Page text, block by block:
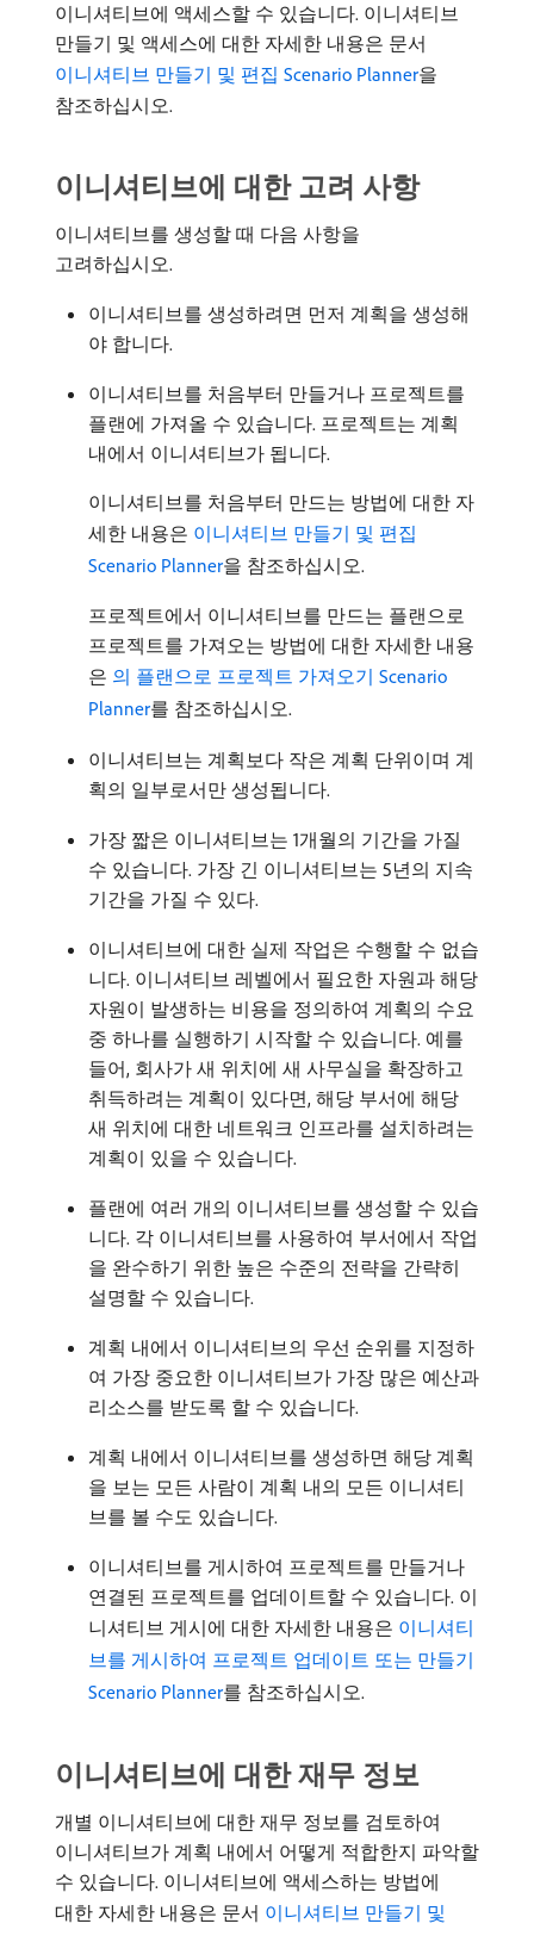
이니셔티브에 액세스할 수 있습니다. 이니셔티브
만들기 및 액세스에 대한 자세한 내용은 문서
이니셔티브 만들기 및 편집 Scenario Planner을
참조하십시오.
이니셔티브에 대한 고려 사항
이니셔티브를 생성할 때 다음 사항을
고려하십시오.
이니셔티브를 생성하려면 먼저 계획을 생성해
야 합니다.
이니셔티브를 처음부터 만들거나 프로젝트를
플랜에 가져올 수 있습니다. 프로젝트는 계획
내에서 이니셔티브가 됩니다.
이니셔티브를 처음부터 만드는 방법에 대한 자
세한 내용은 이니셔티브 만들기 및 편집
Scenario Planner을 참조하십시오.
프로젝트에서 이니셔티브를 만드는 플랜으로
프로젝트를 가져오는 방법에 대한 자세한 내용
은 의 플랜으로 프로젝트 가져오기 Scenario
Planner를 참조하십시오.
이니셔티브는 계획보다 작은 계획 단위이며 계
획의 일부로서만 생성됩니다.
가장 짧은 이니셔티브는 1개월의 기간을 가질
수 있습니다. 가장 긴 이니셔티브는 5년의 지속
기간을 가질 수 있다.
이니셔티브에 대한 실제 작업은 수행할 수 없습
니다. 이니셔티브 레벨에서 필요한 자원과 해당
자원이 발생하는 비용을 정의하여 계획의 수요
중 하나를 실행하기 시작할 수 있습니다. 예를
들어, 회사가 새 위치에 새 사무실을 확장하고
취득하려는 계획이 있다면, 해당 부서에 해당
새 위치에 대한 네트워크 인프라를 설치하려는
계획이 있을 수 있습니다.
플랜에 여러 개의 이니셔티브를 생성할 수 있습
니다. 각 이니셔티브를 사용하여 부서에서 작업
을 완수하기 위한 높은 수준의 전략을 간략히
설명할 수 있습니다.
계획 내에서 이니셔티브의 우선 순위를 지정하
여 가장 중요한 이니셔티브가 가장 많은 예산과
리소스를 받도록 할 수 있습니다.
계획 내에서 이니셔티브를 생성하면 해당 계획
을 보는 모든 사람이 계획 내의 모든 이니셔티
브를 볼 수도 있습니다.
이니셔티브를 게시하여 프로젝트를 만들거나
연결된 프로젝트를 업데이트할 수 있습니다. 이
니셔티브 게시에 대한 자세한 내용은 이니셔티
브를 게시하여 프로젝트 업데이트 또는 만들기
Scenario Planner를 참조하십시오.
이니셔티브에 대한 재무 정보
개별 이니셔티브에 대한 재무 정보를 검토하여
이니셔티브가 계획 내에서 어떻게 적합한지 파악할
수 있습니다. 이니셔티브에 액세스하는 방법에
대한 자세한 내용은 문서 이니셔티브 만들기 및